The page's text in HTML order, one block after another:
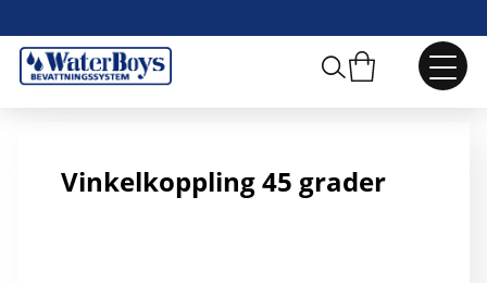
32 mm Vinkelkoppling 45 grader
Vinkelkoppling 45 grader